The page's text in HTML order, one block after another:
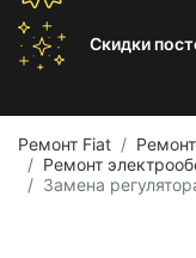
Скидки
Ремонт Fiat
Ремонт
Замена